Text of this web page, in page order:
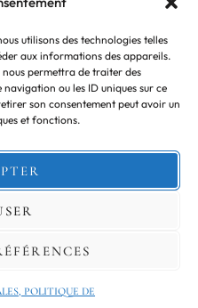
utilisons des technologies telles
aux informations des appareils.
permettra de traiter des
ou les ID uniques sur ce
son consentement peut avoir un
et fonctions.
POLITIQUE DE